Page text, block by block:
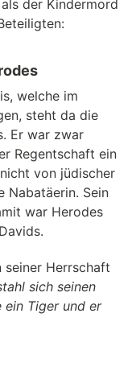
der Kindermord
welche im
steht da die
Er war zwar
Regentschaft ein
von jüdischer
Nabatäerin. Sein
war Herodes
seiner Herrschaft
sich seinen
ein Tiger und er